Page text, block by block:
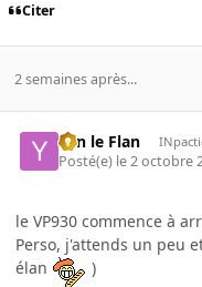
Citer
2 semaines après...
Yan le Flan
Posté(e) le 2 octobre
le VP930 commence à
Perso, j'attends un peu
élan
)